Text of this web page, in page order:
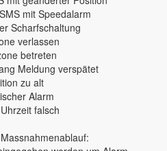
mit Speedalarm
Scharfschaltung
verlassen
betreten
Meldung verspätet
zu alt
Alarm
falsch